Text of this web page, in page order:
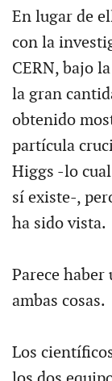
En lugar de
con la
CERN, bajo
la gran
obtenido
partícula
Higgs -lo
sí existe-,
ha sido vista.
Parece haber
ambas cosas.
Los